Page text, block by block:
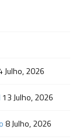
Julho, 2026
13 Julho, 2026
8 Julho, 2026